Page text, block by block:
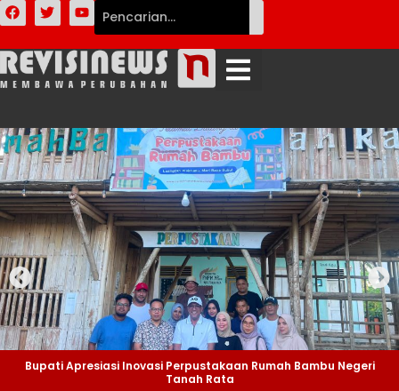
Bupati Apresiasi Inovasi Perpustakaan Rumah Bambu Negeri
Tanah Rata